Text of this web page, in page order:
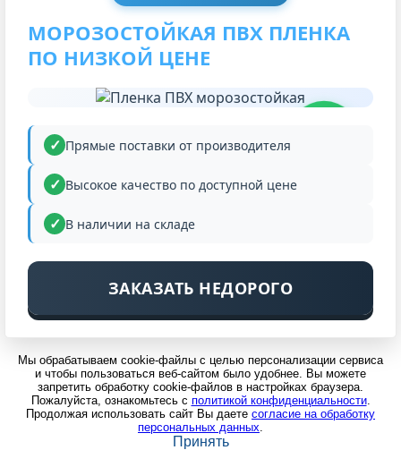
МОРОЗОСТОЙКАЯ ПВХ ПЛЕНКА
ПО НИЗКОЙ ЦЕНЕ
Прямые поставки от производителя
Высокое качество по доступной цене
В наличии на складе
ЗАКАЗАТЬ НЕДОРОГО
Мы обрабатываем cookie-файлы с целью персонализации сервиса
и чтобы пользоваться веб-сайтом было удобнее. Вы можете
запретить обработку cookie-файлов в настройках браузера.
Пожалуйста, ознакомьтесь с политикой конфиденциальности.
Продолжая использовать сайт Вы даете согласие на обработку
персональных данных.
Принять